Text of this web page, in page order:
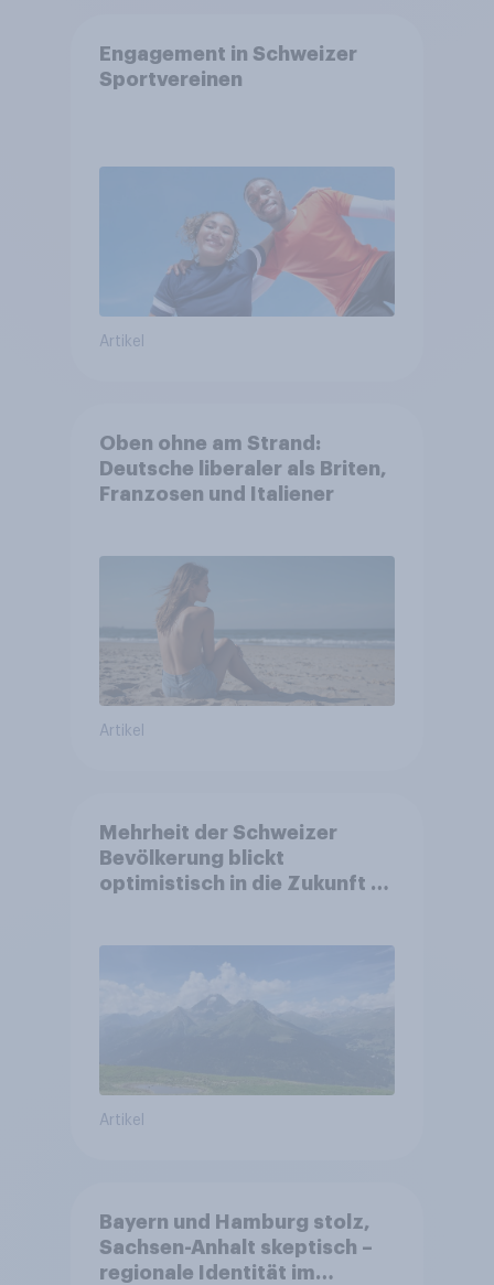
Engagement in Schweizer
Sportvereinen
Artikel
Oben ohne am Strand:
Deutsche liberaler als Briten,
Franzosen und Italiener
Artikel
Mehrheit der Schweizer
Bevölkerung blickt
optimistisch in die Zukunft –
Altersvorsorge
Artikel
Bayern und Hamburg stolz,
Sachsen-Anhalt skeptisch –
regionale Identität im